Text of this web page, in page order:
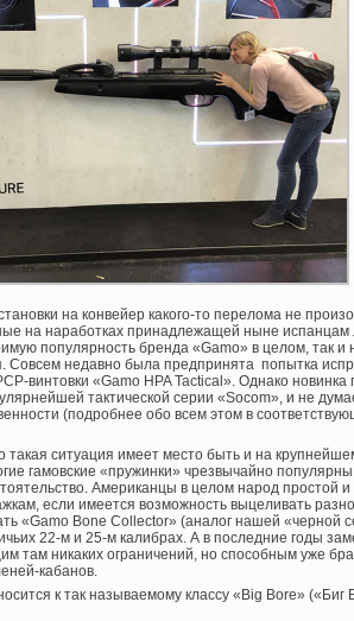
на конвейер какого-то перелома не
на наработках принадлежащей ныне испанцам
популярность бренда «Gamo» в целом, так и
Совсем недавно была предпринята попытка
винтовки «Gamo HPA Tactical». Однако новинка
тактической серии «Socom», и не
(подробнее обо всем этом в
такая ситуация имеет место быть и на
гамовские «пружинки» чрезвычайно
Американцы в целом народ простой
если имеется возможность выцеливать
«Gamo Bone Collector» (аналог нашей «черной
22-м и 25-м калибрах. А в последние годы
там никаких ограничений, но способным уже
кабанов.
к так называемому классу «Big Bore»